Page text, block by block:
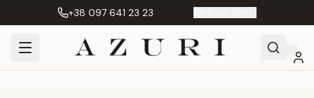
+38 097 641 23 23